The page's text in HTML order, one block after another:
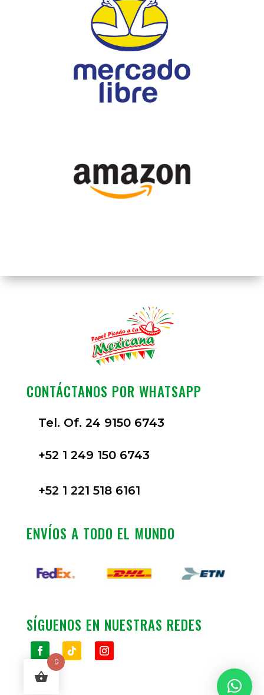
CONTÁCTANOS POR WHATSAPP
Tel. Of. 24 9150 6743
+52 1 249 150 6743
+52 1 221 518 6161
ENVÍOS A TODO EL MUNDO
SÍGUENOS EN NUESTRAS REDES
0